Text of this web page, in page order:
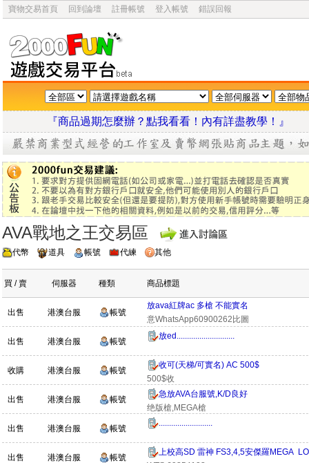
寶物交易首頁 回到論壇 註冊帳號 登入帳號 錯誤回報
『商品過期怎麼辦？點我看看！內有詳盡教學
AVA戰地之王交易區
代幣 道具 帳號 代練 其他
買 / 賣 伺服器 種類 商品標題
出售 港澳台服 帳號
放ava紅牌ac 多槍 不能實名
意WhatsApp60900262比圖
出售 港澳台服 帳號
放ed............................
收購 港澳台服 帳號
收可(天梯/可實名) AC 500$
500$收
出售 港澳台服 帳號
急放AVA台服號,K/D良好
绝版槍,MEGA槍
出售 港澳台服 帳號
..........................
出售 港澳台服 帳號
上校高SD 雷神 FS3,4,5安傑羅MEGA